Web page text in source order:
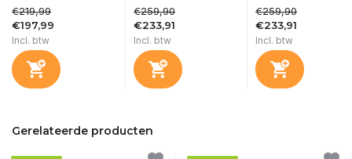
€219,99
€197,99
Incl. btw
€259,90
€233,91
Incl. btw
€259,90
€233,91
Incl. btw
Gerelateerde producten